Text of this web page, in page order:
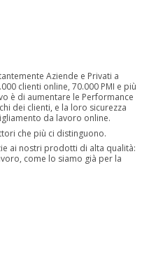
Aziende e Privati a
clienti online, 70.000 PMI e più
è di aumentare le Performance
dei clienti, e la loro sicurezza
da lavoro online.
che più ci distinguono.
ai nostri prodotti di alta qualità:
come lo siamo già per la